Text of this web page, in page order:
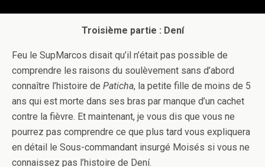
Troisième partie : Dení
Feu le SupMarcos disait qu’il n’était pas possible de
comprendre les raisons du soulèvement sans d’abord
connaître l’histoire de Paticha, la petite fille de moins de 5
ans qui est morte dans ses bras par manque d’un cachet
contre la fièvre. Et maintenant, je vous dis que vous ne
pourrez pas comprendre ce que plus tard vous expliquera
en détail le Sous-commandant insurgé Moisés si vous ne
connaissez pas l’histoire de Dení.